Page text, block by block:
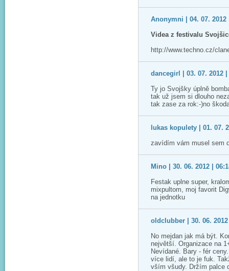
Anonymni | 04. 07. 2012
Videa z festivalu
http://www.techno.cz/
dancegirl | 03. 07. 2012 |
Ty jo Svojšky úplně
tak už jsem si dlouho
tak zase za rok:-)no
lukas kopulety | 01. 07.
zavídím vám musel sem
Mino | 30. 06. 2012 |
Festak uplne super,
mixpultom, moj favorit
na jednotku
oldclubber | 30. 06. 2012
No mejdan jak má být.
největší. Organizace na
Nevídané. Bary - fér
více lidí, ale to je fuk.
vším všudy. Držím palce